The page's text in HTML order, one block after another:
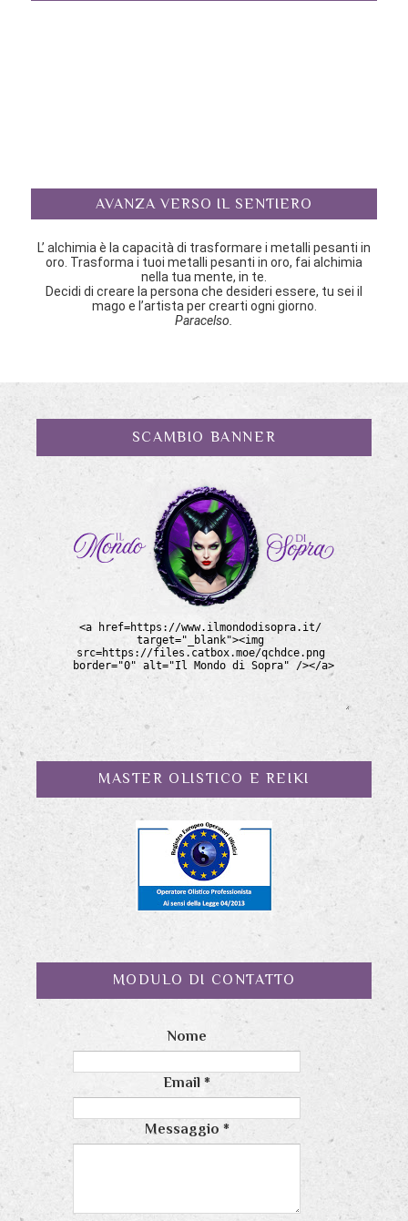
AVANZA VERSO IL SENTIERO
L’ alchimia è la capacità di trasformare i metalli pesanti in
oro. Trasforma i tuoi metalli pesanti in oro, fai alchimia
nella tua mente, in te.
Decidi di creare la persona che desideri essere, tu sei il
mago e l’artista per crearti ogni giorno.
Paracelso.
SCAMBIO BANNER
MASTER OLISTICO E REIKI
MODULO DI CONTATTO
Nome
Email*
Messaggio *